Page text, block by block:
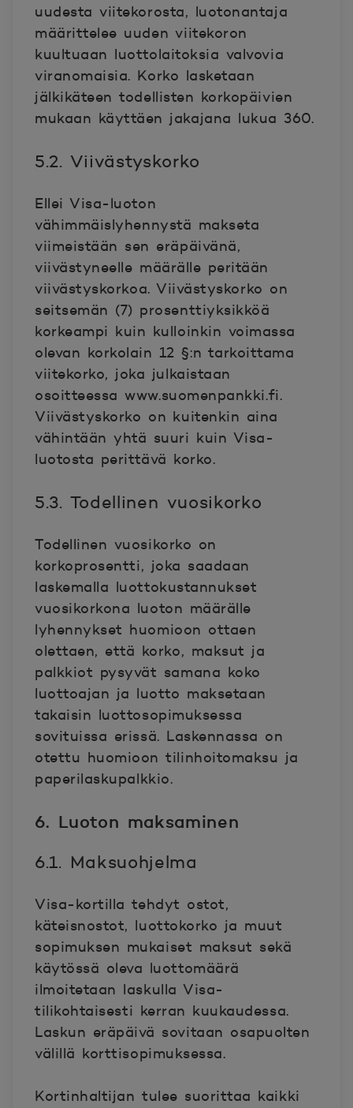
uudesta viitekorosta, luotonantaja
määrittelee uuden viitekoron
kuultuaan luottolaitoksia valvovia
viranomaisia. Korko lasketaan
jälkikäteen todellisten korkopäivien
mukaan käyttäen jakajana lukua 360.
5.2. Viivästyskorko
Ellei Visa-luoton
vähimmäislyhennystä makseta
viimeistään sen eräpäivänä,
viivästyneelle määrälle peritään
viivästyskorkoa. Viivästyskorko on
seitsemän (7) prosenttiyksikköä
korkeampi kuin kulloinkin voimassa
olevan korkolain 12 §:n tarkoittama
viitekorko, joka julkaistaan
osoitteessa www.suomenpankki.fi.
Viivästyskorko on kuitenkin aina
vähintään yhtä suuri kuin Visa-
luotosta perittävä korko.
5.3. Todellinen vuosikorko
Todellinen vuosikorko on
korkoprosentti, joka saadaan
laskemalla luottokustannukset
vuosikorkona luoton määrälle
lyhennykset huomioon ottaen
olettaen, että korko, maksut ja
palkkiot pysyvät samana koko
luottoajan ja luotto maksetaan
takaisin luottosopimuksessa
sovituissa erissä. Laskennassa on
otettu huomioon tilinhoitomaksu ja
paperilaskupalkkio.
6. Luoton maksaminen
6.1. Maksuohjelma
Visa-kortilla tehdyt ostot,
käteisnostot, luottokorko ja muut
sopimuksen mukaiset maksut sekä
käytössä oleva luottomäärä
ilmoitetaan laskulla Visa-
tilikohtaisesti kerran kuukaudessa.
Laskun eräpäivä sovitaan osapuolten
välillä korttisopimuksessa.
Kortinhaltijan tulee suorittaa kaikki